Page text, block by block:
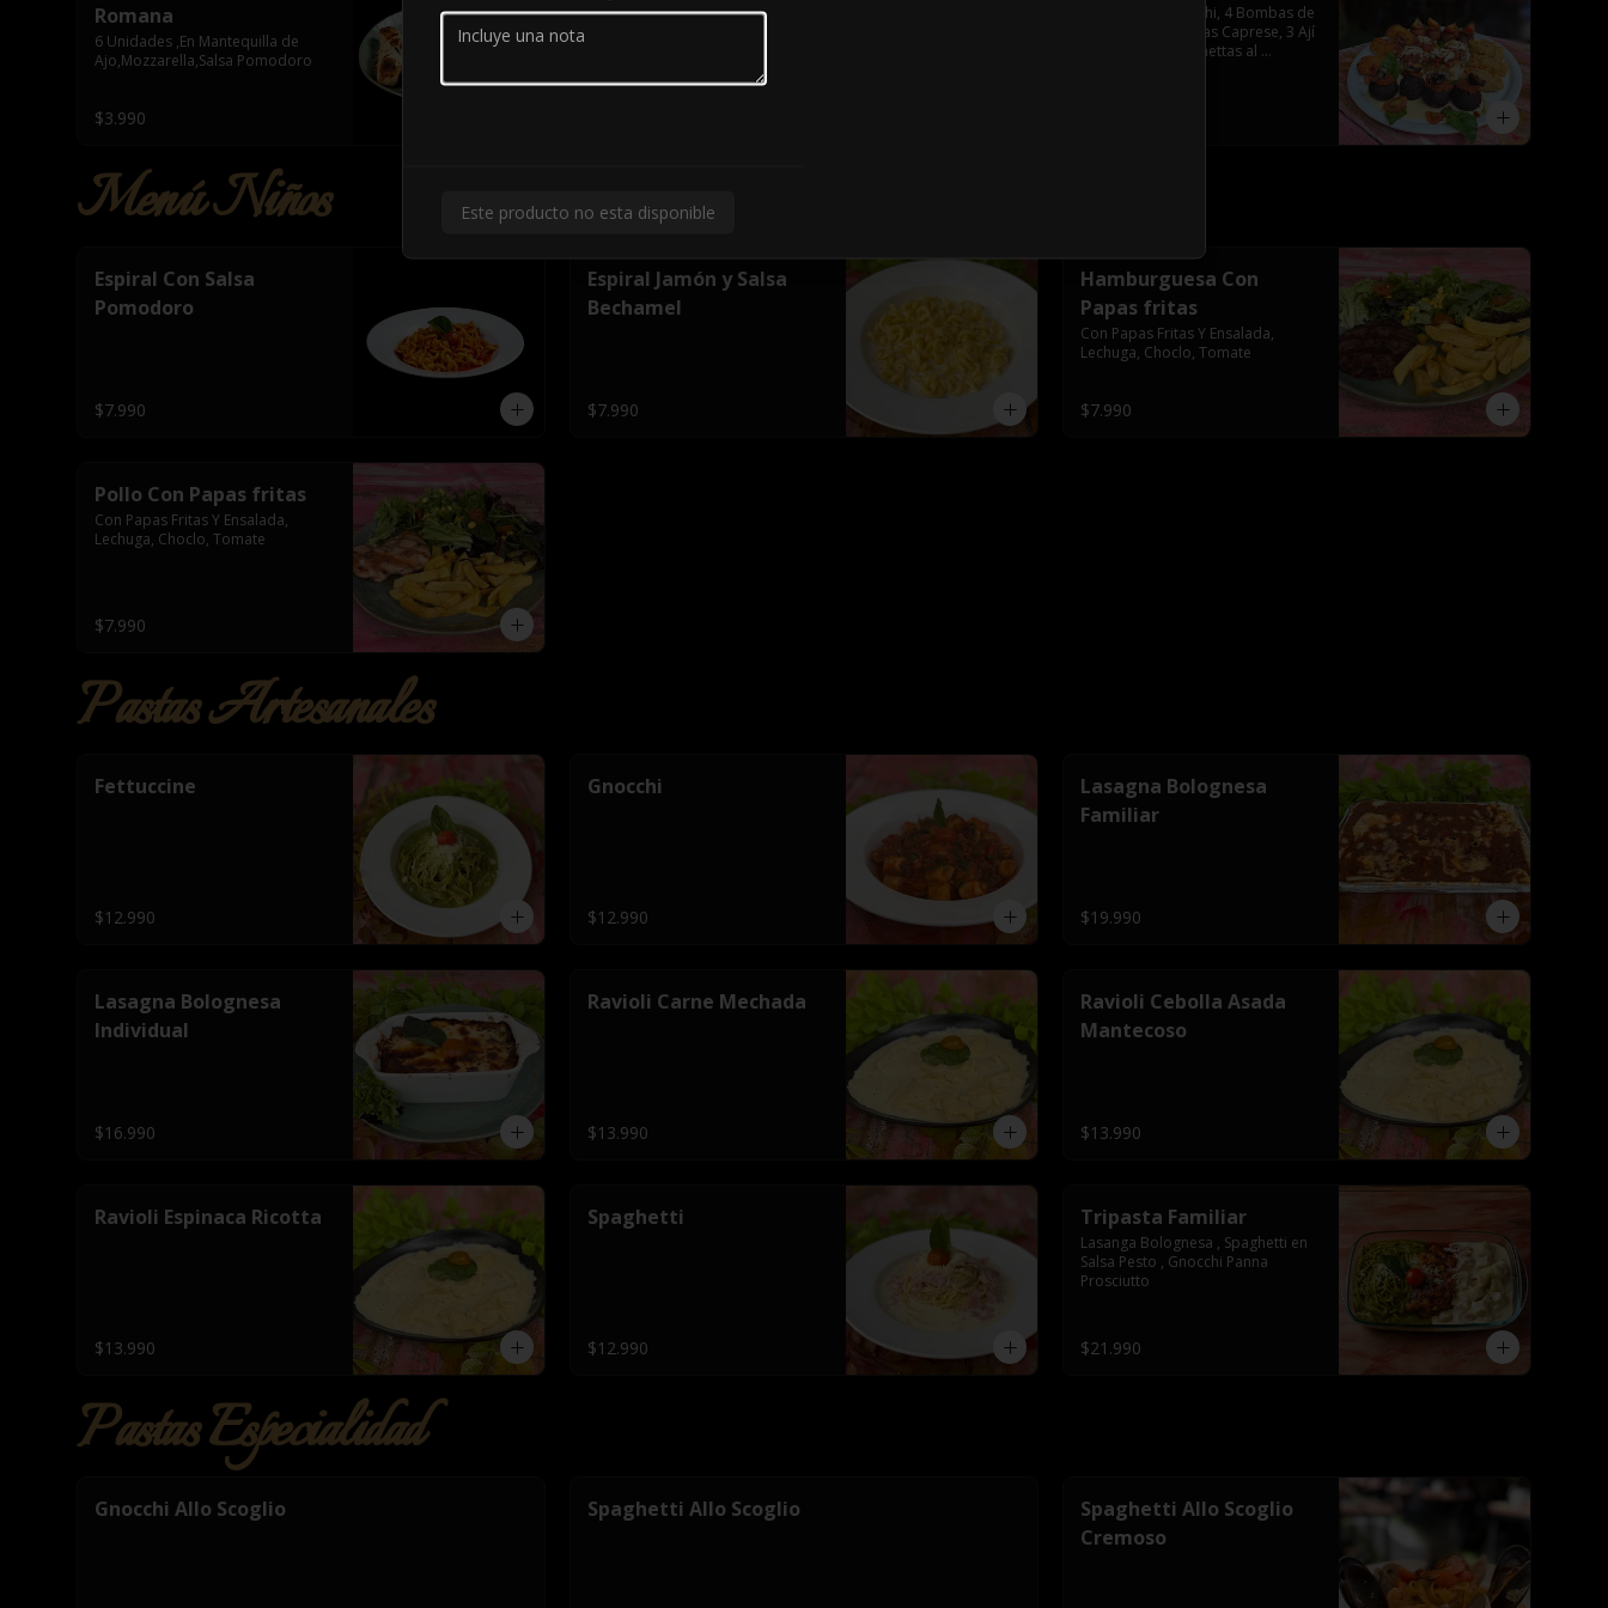
Romana
6 Unidades ,En Mantequilla de
Ajo,Mozzarella,Salsa Pomodoro
$3.990
Tocino Crocante
Crocante,Mozzarella,Salsa
4 Arancini de Funghi, 4 Bombas de
Zetas, 3 Empanadas Caprese, 3 Ají
Crocante, 4 Bruschettas al
Menú Niños
Espiral Con Salsa
Pomodoro
$7.990
Espiral Jamón y Salsa
Bechamel
$7.990
Hamburguesa Con
Papas fritas
Con Papas Fritas Y Ensalada,
Lechuga, Choclo, Tomate
$7.990
Pollo Con Papas fritas
Con Papas Fritas Y Ensalada,
Lechuga, Choclo, Tomate
$7.990
Pastas Artesanales
Fettuccine
$12.990
Gnocchi
$12.990
Lasagna Bolognesa
Familiar
$19.990
Lasagna Bolognesa
Individual
$16.990
Ravioli Carne Mechada
$13.990
Ravioli Cebolla Asada
Mantecoso
$13.990
Ravioli Espinaca Ricotta
$13.990
Spaghetti
$12.990
Tripasta Familiar
Lasanga Bolognesa , Spaghetti en
Salsa Pesto , Gnocchi Panna
Prosciutto
$21.990
Pastas Especialidad
Gnocchi Allo Scoglio Spaghetti Allo Scoglio
Spaghetti Allo Scoglio
Cremoso
Este producto no esta disponible